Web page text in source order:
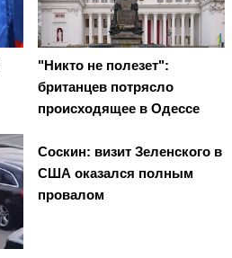
"Никто не полезет":
британцев потрясло
происходящее в Одессе
Соскин: визит Зеленского в
США оказался полным
провалом